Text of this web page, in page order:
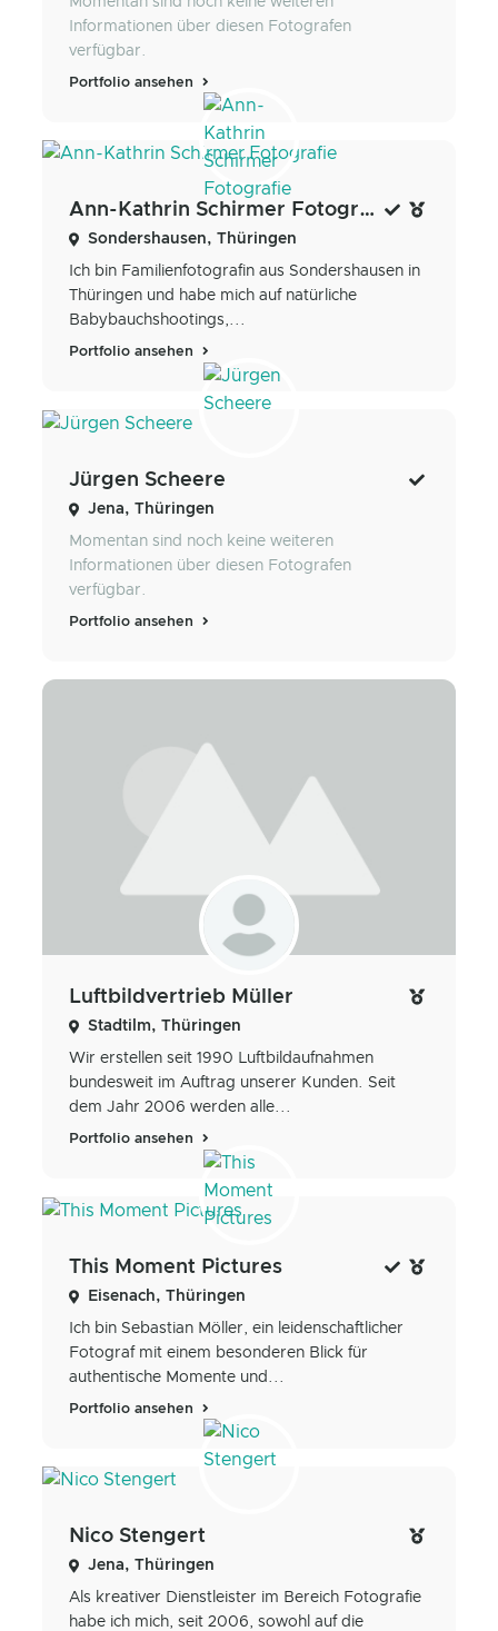
Informationen über diesen Fotografen
verfügbar.
Portfolio ansehen
Ann-Kathrin Schirmer Fotografie
Sondershausen, Thüringen
Ich bin Familienfotografin aus Sondershausen in
Thüringen und habe mich auf natürliche
Babybauchshootings,...
Portfolio ansehen
Jürgen Scheere
Jena, Thüringen
Momentan sind noch keine weiteren
Informationen über diesen Fotografen
verfügbar.
Portfolio ansehen
Luftbildvertrieb Müller
Stadtilm, Thüringen
Wir erstellen seit 1990 Luftbildaufnahmen
bundesweit im Auftrag unserer Kunden. Seit
dem Jahr 2006 werden alle...
Portfolio ansehen
This Moment Pictures
Eisenach, Thüringen
Ich bin Sebastian Möller, ein leidenschaftlicher
Fotograf mit einem besonderen Blick für
authentische Momente und...
Portfolio ansehen
Nico Stengert
Jena, Thüringen
Als kreativer Dienstleister im Bereich Fotografie
habe ich mich, seit 2006, sowohl auf die